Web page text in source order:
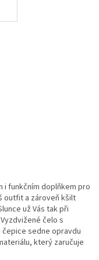
i funkčním doplňkem pro
outfit a zároveň kšilt
už Vás tak při
čelo s
sedne opravdu
který zaručuje